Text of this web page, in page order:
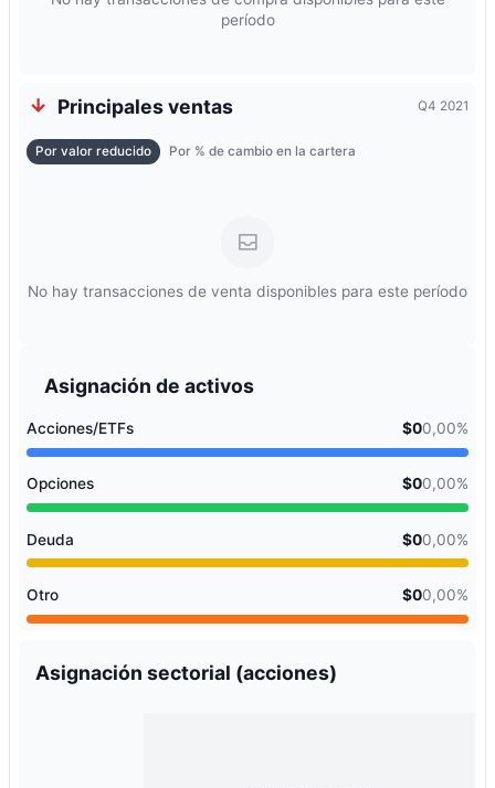
período
Principales ventas Q4 2021
Por valor reducido Por % de cambio en la cartera
No hay transacciones de venta disponibles para este período
Asignación de activos
Acciones/ETFs $00,00%
Opciones $00,00%
Deuda $00,00%
Otro $00,00%
Asignación sectorial (acciones)